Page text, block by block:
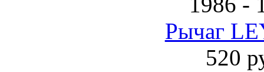
Рычаг
520